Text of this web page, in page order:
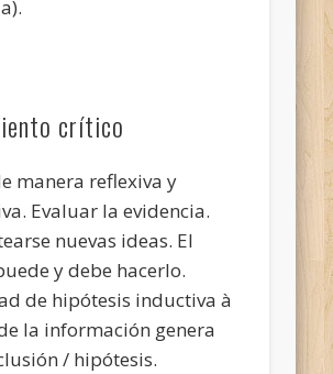
crítico
manera reflexiva y
Evaluar la evidencia.
nuevas ideas. El
y debe hacerlo.
de hipótesis inductiva à
la información genera
/ hipótesis.